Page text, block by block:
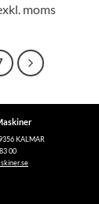
moms
KALMAR
00